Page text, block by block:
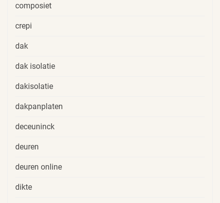
composiet
crepi
dak
dak isolatie
dakisolatie
dakpanplaten
deceuninck
deuren
deuren online
dikte